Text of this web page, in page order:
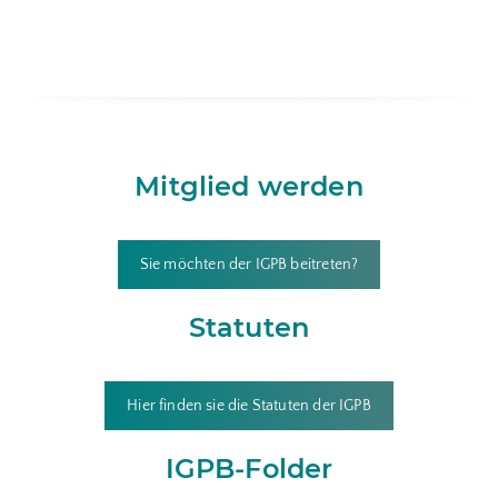
Mitglied werden
Sie möchten der IGPB beitreten?
Statuten
Hier finden sie die Statuten der IGPB
IGPB-Folder